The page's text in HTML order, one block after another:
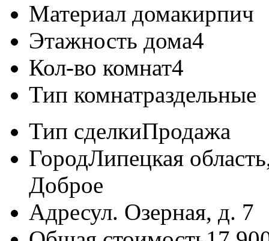
Материал домакирпич
Этажность дома4
Кол-во комнат4
Тип комнатраздельные
Тип сделкиПродажа
ГородЛипецкая
Доброе
Адресул. Озерная, д. 7